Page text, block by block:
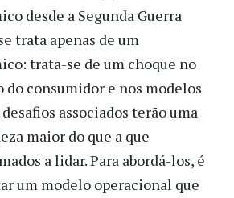
desde a Segunda Guerra
trata apenas de um
trata-se de um choque no
consumidor e nos modelos
associados terão uma
maior do que a que
a lidar. Para abordá-los, é
um modelo operacional que